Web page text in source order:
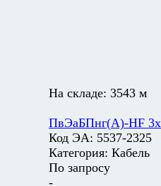
На складе: 3543 м
ПвЭаБПнг(А)-HF
Код ЭА: 5537-2325
Категория: Кабель
По запросу
-